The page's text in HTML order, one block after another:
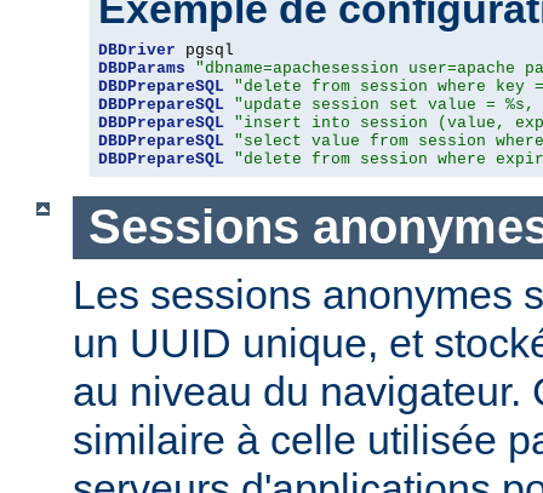
DBDriver
DBDParams
"dbname=apachesession user=apache
DBDPrepareSQL "delete from session where key
DBDPrepareSQL "update session set value =
DBDPrepareSQL "insert into session (value,
DBDPrepareSQL "select value from session
DBDPrepareSQL "delete from session where
Sessions
Les sessions anonymes
un UUID unique, et
au niveau du navigateur.
similaire à celle utilisée